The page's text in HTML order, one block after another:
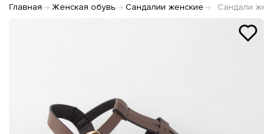
Главная Женская обувь Сандалии женские Сандали